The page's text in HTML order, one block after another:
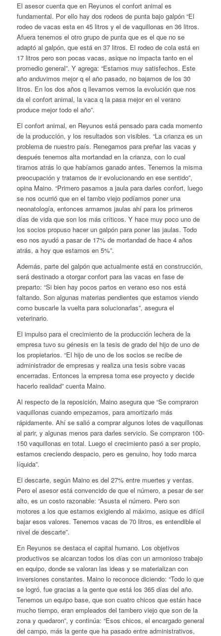
El asesor cuenta que en Reyunos el confort animal es
fundamental. Por ello hay dos rodeos de punta bajo galpón “El
rodeo de vacas esta en 45 litros y el de vaquillonas en 36 litros.
Afuera tenemos el otro grupo de punta que es el que no se
adaptó al galpón, que está en 37 litros. El rodeo de cola está en
17 litros pero son pocas vacas, asique no impacta tanto en el
promedio general”. Y agrega: “Estamos muy satisfechos. Este
año anduvimos mejor q el año pasado, no bajamos de los 30
litros. En los dos años q llevamos vemos la evolución que nos
da el confort animal, la vaca q la pasa mejor en el verano
produce mejor todo el año”.
El confort animal, en Reyunos está pensado para cada momento
de la producción, y los resultados son visibles. “La crianza es un
problema de nuestro país. Renegamos para preñar las vacas y
después tenemos alta mortandad en la crianza, con lo cual
tiramos atrás lo que habíamos ganado antes. Tenemos la misma
preocupación y tratamos de ir evolucionando en ese sentido”,
opina Maino. “Primero pasamos a jaula para darles confort, luego
se nos ocurrió que en el tambo viejo podíamos poner una
neonatología, entonces armamos jaulas ahí para los primeros
días de vida que son los más críticos. Y hace muy poco uno de
los socios propuso hacer un galpón para poner las jaulas. Todo
eso nos ayudó a pasar de 17% de mortandad de hace 4 años
atrás, a hoy que estamos en 5%”.
Además, parte del galpón que actualmente está en construcción,
será destinado a otorgar confort para las vacas en fase de
preparto: “Si bien hay pocos partos en verano eso nos está
faltando. Son algunas materias pendientes que estamos viendo
como buscarle la vuelta para solucionarlas”, asegura el
veterinario.
El impulso para el crecimiento de la producción lechera de la
empresa tuvo su génesis en la tesis de grado del hijo de uno de
los propietarios. “El hijo de uno de los socios se recibe de
administrador de empresas y realiza una tesis sobre vacas
encerradas. Entonces la empresa toma ese proyecto y decide
hacerlo realidad” cuenta Maino.
Al respecto de la reposición, Maino asegura que “Se compraron
vaquillonas cuando empezamos, para amortizarlo más
rápidamente. Ahí se salió a comprar algunos lotes de vaquillonas
al parir, y algunas menos para darles servicio. Se compraron 100-
150 vaquillonas en total. Luego el crecimiento pasó a ser propio,
estamos creciendo despacio, pero es genuino, hoy todo marca
líquida”.
El descarte, según Maino es del 27% entre muertes y ventas.
Pero el asesor está convencido de que el número, a pesar de ser
alto, es un costo razonable: “Asusta el número. Pero son
motores a los que estamos exigiendo al máximo, asique es difícil
bajar esos valores. Tenemos vacas de 70 litros, es entendible el
nivel de descarte”.
En Reyunos se destaca el capital humano. Los objetivos
productivos se alcanzan todos los días con un armonioso trabajo
en equipo, donde se valoran las ideas y se materializan con
inversiones constantes. Maino lo reconoce diciendo: “Todo lo que
se logró, fue gracias a la gente que está los 365 días del año.
Tenemos un equipo base, que son cuatro chicos que están hace
mucho tiempo, eran empleados del tambero viejo que son de la
zona y quedaron”, y continúa: “Esos chicos, el encargado general
del campo, más la gente que ha pasado entre administrativos,